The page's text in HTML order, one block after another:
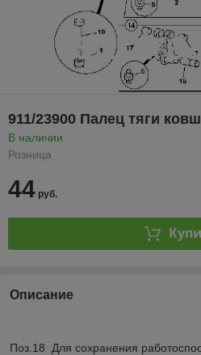
911/23900 Палец тяги
В наличии
Розница
44 руб.
Описание
Поз.18 Для сохранения